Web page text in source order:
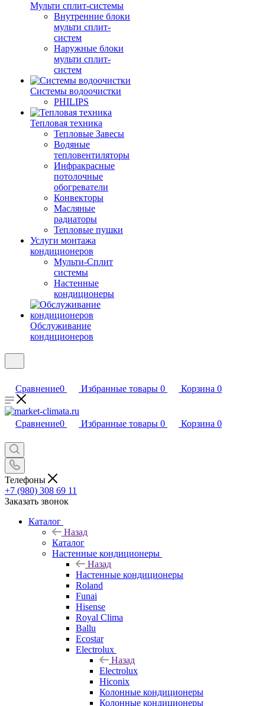
Мульти сплит-системы
Внутренние блоки
мульти сплит-
систем
Наружные блоки
мульти сплит-
систем
Системы водоочистки
PHILIPS
Тепловая техника
Тепловые Завесы
Водяные
тепловентиляторы
Инфракрасные
потолочные
обогреватели
Конвекторы
Масляные
радиаторы
Тепловые пушки
Услуги монтажа
кондиционеров
Мульти-Сплит
системы
Настенные
кондиционеры
Обслуживание
кондиционеров
Сравнение0 Избранные товары 0 Корзина 0
Сравнение0 Избранные товары 0 Корзина 0
Телефоны
+7 (980) 308 69 11
Заказать звонок
Каталог
Назад
Каталог
Настенные кондиционеры
Назад
Настенные кондиционеры
Roland
Funai
Hisense
Royal Clima
Ballu
Ecostar
Electrolux
Назад
Electrolux
Hiconix
Колонные кондиционеры
Колонные кондиционеры